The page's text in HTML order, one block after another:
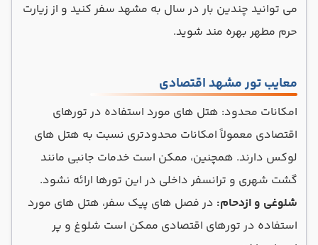
می توانید چندین بار در سال به مشهد سفر کنید و از زیارت
حرم مطهر بهره مند شوید.
معایب تور مشهد اقتصادی
امکانات محدود: هتل های مورد استفاده در تورهای
اقتصادی معمولاً امکانات محدودتری نسبت به هتل های
لوکس دارند. همچنین، ممکن است خدمات جانبی مانند
گشت شهری و ترانسفر داخلی در این تورها ارائه نشود.
شلوغی و ازدحام: در فصل های پیک سفر، هتل های مورد
استفاده در تورهای اقتصادی ممکن است شلوغ و پر